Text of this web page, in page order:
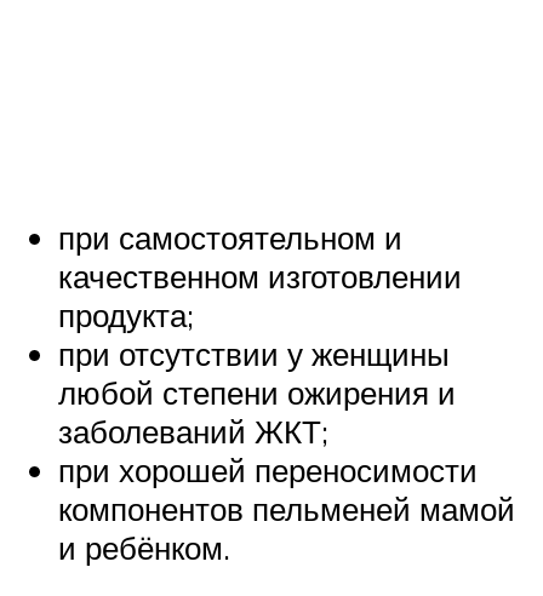
при самостоятельном и
качественном изготовлении
продукта;
при отсутствии у женщины
любой степени ожирения и
заболеваний ЖКТ;
при хорошей переносимости
компонентов пельменей мамой
и ребёнком.